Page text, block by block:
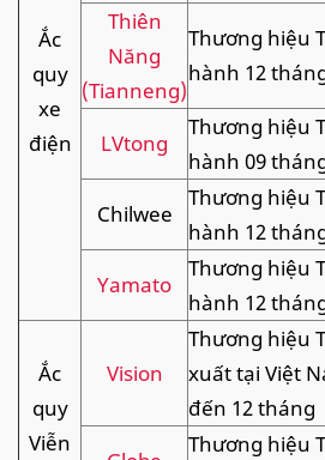
Ắc
quy
xe
điện
Thiên
Năng
(Tianneng)
Thương hiệu
hành 12
LVtong
Thương hiệu
hành 09
Chilwee
Thương hiệu
hành 12
Yamato
Thương hiệu
hành 12
Ắc
quy
Viễn
Vision
Thương hiệu
xuất tại Việt
đến 12 tháng
Thương hiệu